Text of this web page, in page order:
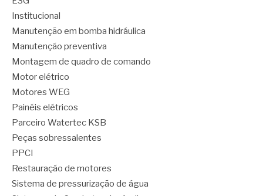
Institucional
Manutenção em bomba hidráulica
Manutenção preventiva
Montagem de quadro de comando
Motor elétrico
Motores WEG
Painéis elétricos
Parceiro Watertec KSB
Peças sobressalentes
PPCI
Restauração de motores
Sistema de pressurização de água